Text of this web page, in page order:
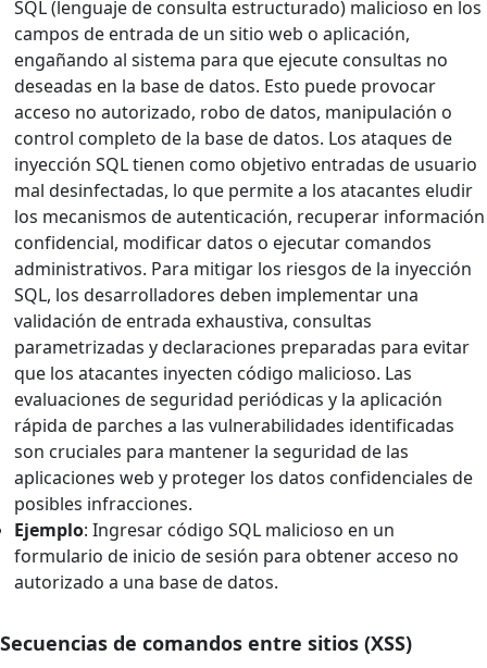
SQL (lenguaje de consulta estructurado) malicioso en los
campos de entrada de un sitio web o aplicación,
engañando al sistema para que ejecute consultas no
deseadas en la base de datos. Esto puede provocar
acceso no autorizado, robo de datos, manipulación o
control completo de la base de datos. Los ataques de
inyección SQL tienen como objetivo entradas de usuario
mal desinfectadas, lo que permite a los atacantes eludir
los mecanismos de autenticación, recuperar información
confidencial, modificar datos o ejecutar comandos
administrativos. Para mitigar los riesgos de la inyección
SQL, los desarrolladores deben implementar una
validación de entrada exhaustiva, consultas
parametrizadas y declaraciones preparadas para evitar
que los atacantes inyecten código malicioso. Las
evaluaciones de seguridad periódicas y la aplicación
rápida de parches a las vulnerabilidades identificadas
son cruciales para mantener la seguridad de las
aplicaciones web y proteger los datos confidenciales de
posibles infracciones.
Ejemplo: Ingresar código SQL malicioso en un
formulario de inicio de sesión para obtener acceso no
autorizado a una base de datos.
Secuencias de comandos entre sitios (XSS)